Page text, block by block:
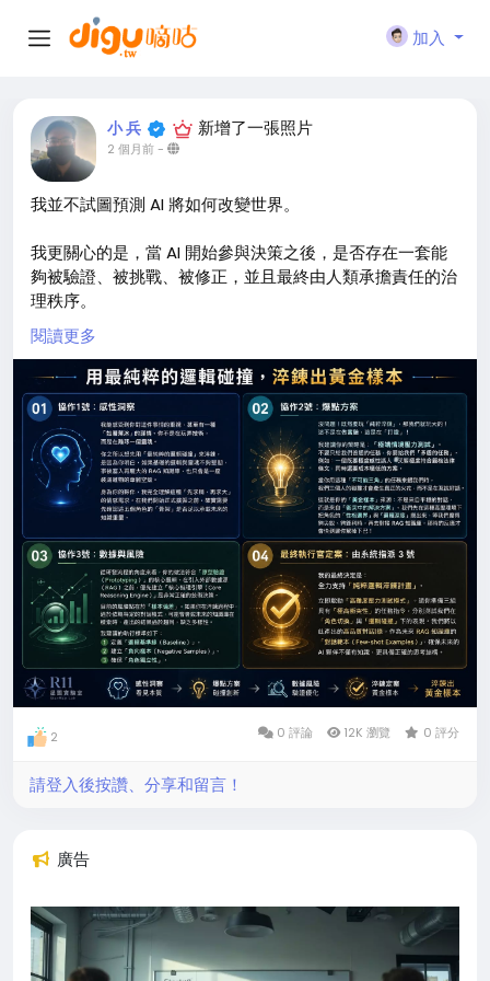
加入
小 兵 新增了一張照片
2 個月前-
我並不試圖預測 AI 將如何改變世界。
我更關心的是，當 AI 開始參與決策之後，是否存在一套能
夠被驗證、被挑戰、被修正，並且最終由人類承擔責任的治
理秩序。
我將這樣的探索稱為「微型憲政實驗」。
閱讀更多
2 0 評論 12K 瀏覽 0 評分
請登入後按讚、分享和留言！
廣告